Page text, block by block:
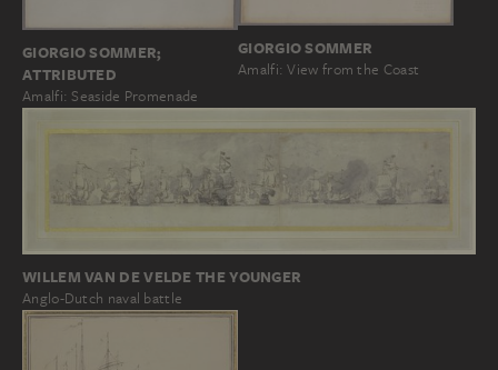
GIORGIO SOMMER;
ATTRIBUTED
Amalfi: Seaside Promenade
GIORGIO SOMMER
Amalfi: View from the Coast
WILLEM VAN DE VELDE THE YOUNGER
Anglo-Dutch naval battle